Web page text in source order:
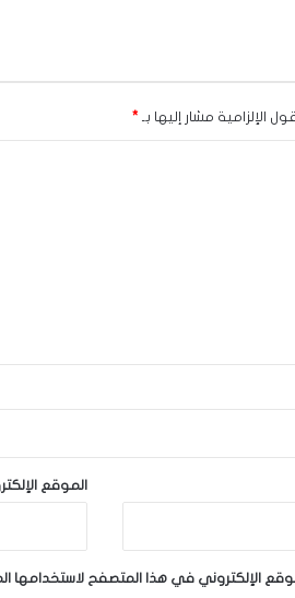
الإلزامية مشار إليها بـ *
الموقع
الإلكتروني في هذا المتصفح لاستخدامها